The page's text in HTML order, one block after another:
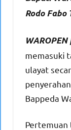
Rodo Fabo
WAROPEN
memasuki
ulayat
Bappeda
Pertemuan